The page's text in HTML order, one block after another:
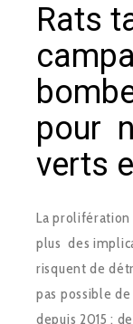
Rats
pour
verts
La prolifération
plus des
risquent de
pas possible
depuis 2015 :